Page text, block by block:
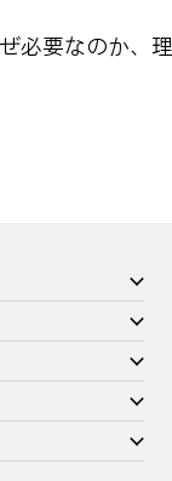
必要なのか、理